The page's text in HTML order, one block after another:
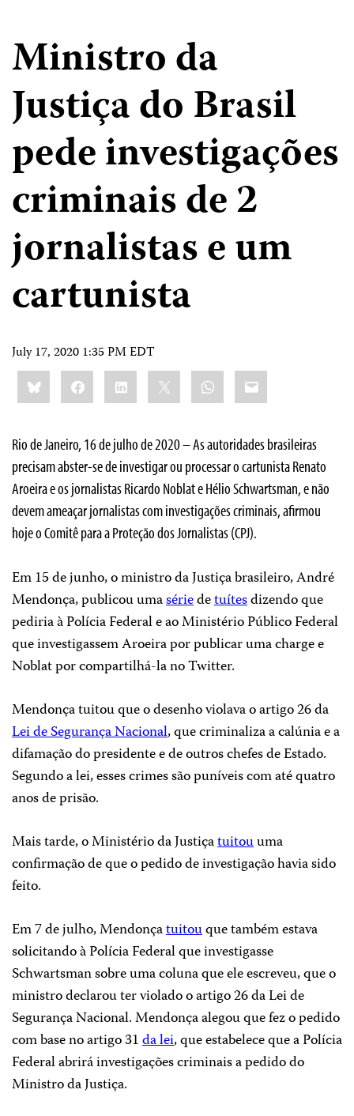
Ministro da
Justiça do Brasil
pede investigações
criminais de 2
jornalistas e um
cartunista
July 17, 2020 1:35 PM EDT
Share
this:BlueskyFacebookLinkedIn WhatsApp
Email
Rio de Janeiro, 16 de julho de 2020 – As autoridades brasileiras
precisam abster-se de investigar ou processar o cartunista Renato
Aroeira e os jornalistas Ricardo Noblat e Hélio Schwartsman, e não
devem ameaçar jornalistas com investigações criminais, afirmou
hoje o Comitê para a Proteção dos Jornalistas (CPJ).
Em 15 de junho, o ministro da Justiça brasileiro, André
Mendonça, publicou umasériedetuítesdizendo que
pediria à Polícia Federal e ao Ministério Público Federal
que investigassem Aroeira por publicar uma charge e
Noblat por compartilhá-la no Twitter.
Mendonça tuitou que o desenho violava o artigo 26 da
Lei de Segurança Nacional, que criminaliza a calúnia e a
difamação do presidente e de outros chefes de Estado.
Segundo a lei, esses crimes são puníveis com até quatro
anos de prisão.
Mais tarde, o Ministério da Justiçatuitouuma
confirmação de que o pedido de investigação havia sido
feito.
Em 7 de julho, Mendonçatuitouque também estava
solicitando à Polícia Federal que investigasse
Schwartsman sobre uma coluna que ele escreveu, que o
ministro declarou ter violado o artigo 26 da Lei de
Segurança Nacional. Mendonça alegou que fez o pedido
com base no artigo 31da lei, que estabelece que a Polícia
Federal abrirá investigações criminais a pedido do
Ministro da Justiça.